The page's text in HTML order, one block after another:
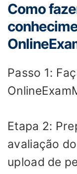
Como
Passo 1:
Etapa 2:
avaliação
upload de